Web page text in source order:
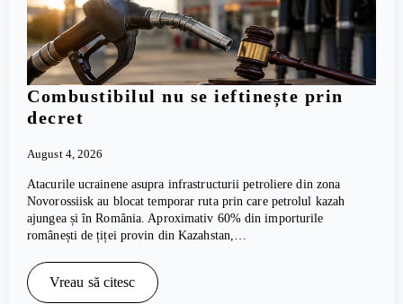
Combustibilul nu se ieftinește prin
decret
August 4, 2026
Atacurile ucrainene asupra infrastructurii petroliere din zona
Novorossiisk au blocat temporar ruta prin care petrolul kazah
ajungea și în România. Aproximativ 60% din importurile
românești de țiței provin din Kazahstan,…
Vreau să citesc